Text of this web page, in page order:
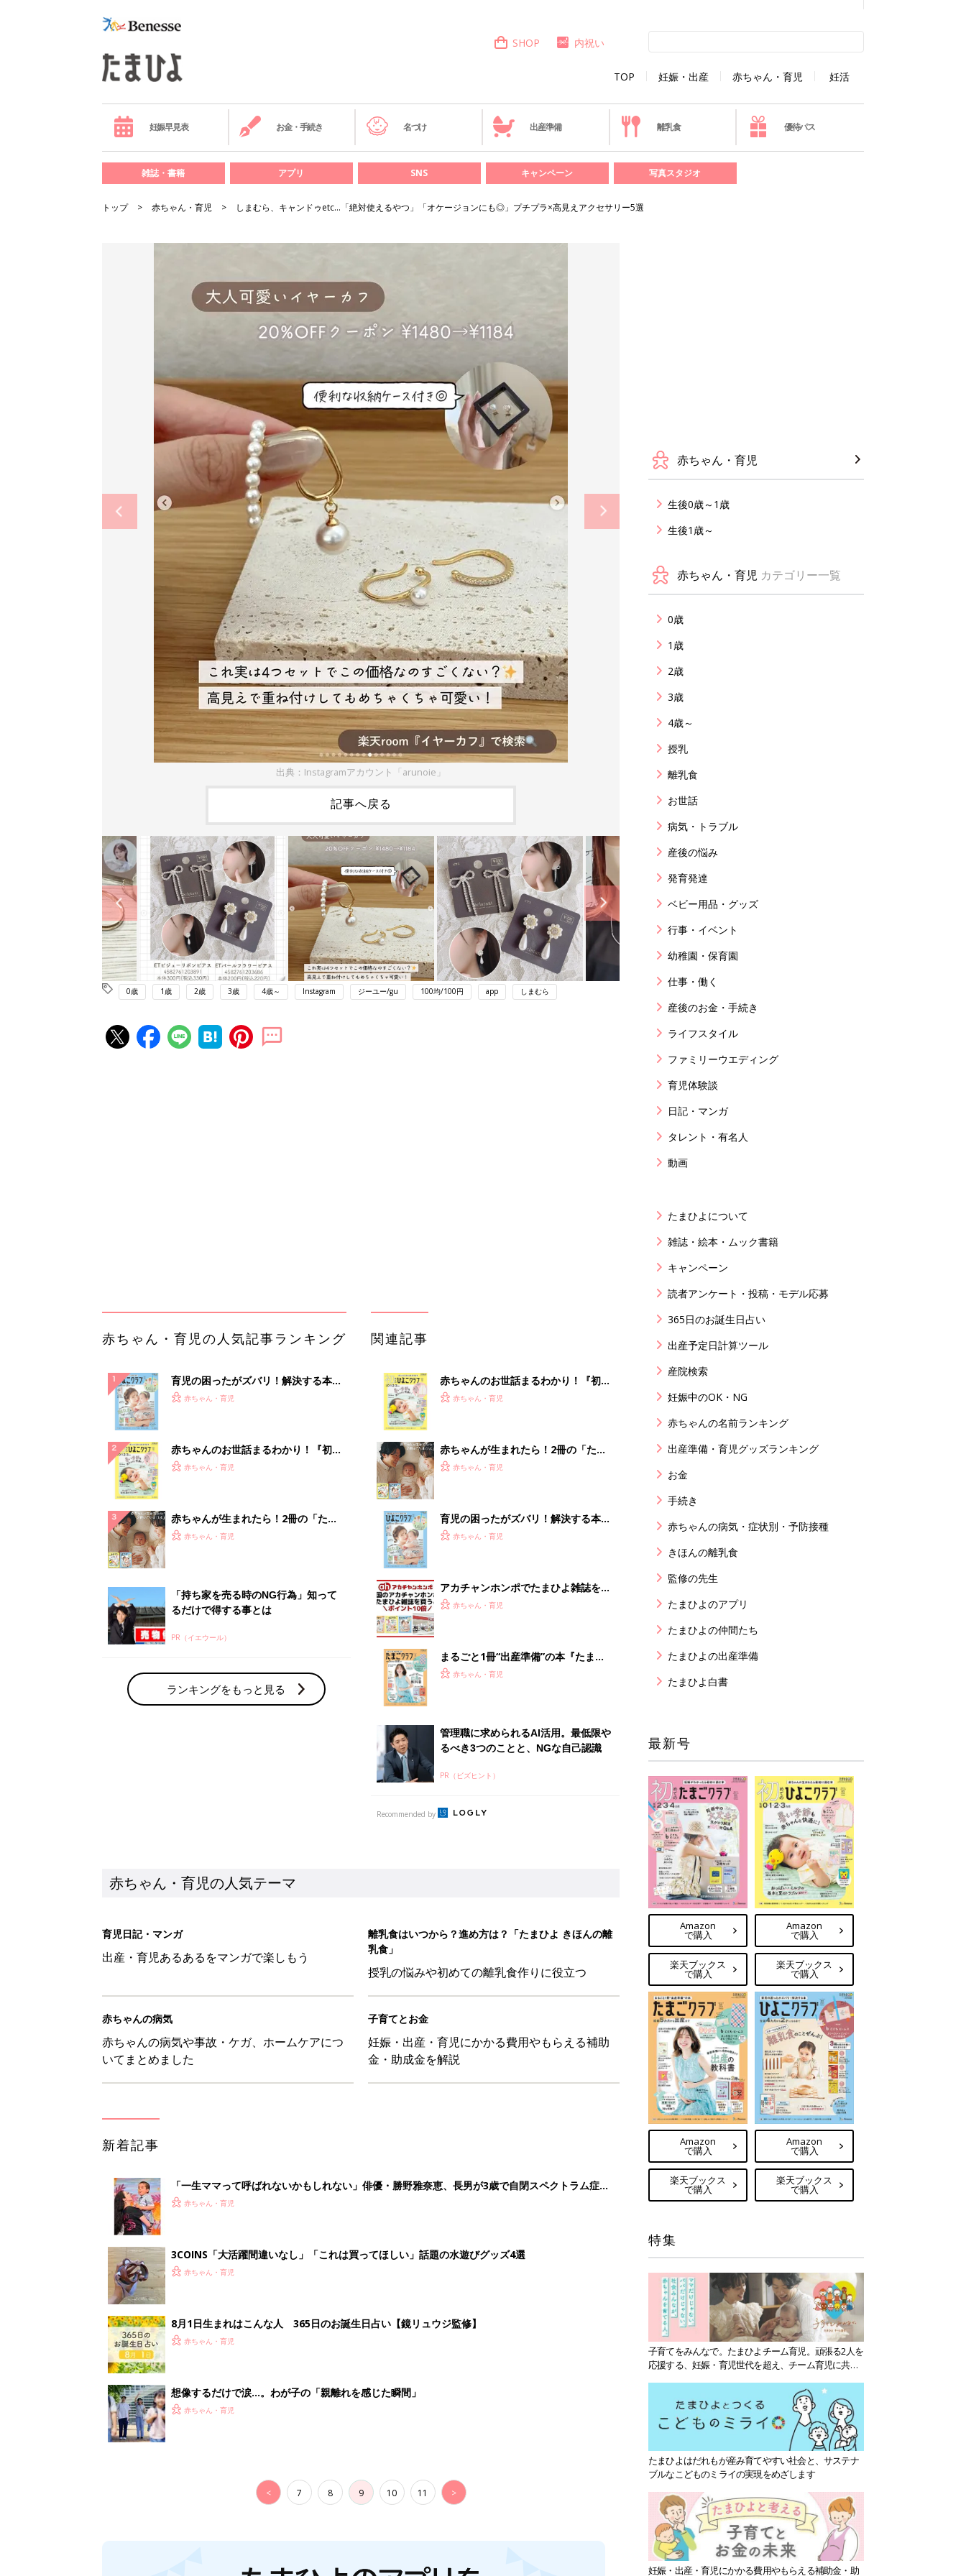
TOP 妊娠・出産 赤ちゃん・育児 妊活
SHOP 内祝い
妊娠早見表 お金・手続き 名づけ 出産準備 離乳食 優待パス
雑誌・書籍 アプリ SNS キャンペーン 写真スタジオ
トップ 赤ちゃん・育児 しまむら、キャンドゥetc…「絶対使えるやつ」「オケージョンにも◎」プチプラ×高見えアクセサリー5選
出典：Instagramアカウント「arunoie」
記事へ戻る
0歳 1歳 2歳 3歳 4歳～ Instagram ジーユー/gu 100均/100円 app しまむら
るだけで得する事とは
PR（イエウール）
ランキングをもっと見る
夫婦で予習する 出産の教科書
るべき3つのことと、NGな自己認識
PR（ビズヒント）
赤ちゃん・育児の人気テーマ
育児日記・マンガ
離乳食はいつから？進め方は？「たまひよ きほんの離
授乳の悩みや初めての離乳食作りに役立つ
子育てとお金
妊娠・出産・育児にかかる費用やもらえる補助
金・助成金を解説
「一生ママって呼ばれないかもしれない」俳優・勝野雅奈恵、長男が3歳で自閉スペクトラム症と
診断赤ちゃん・育児
3COINS「大活躍間違いなし」「これは買ってほしい」話題の水遊びグッズ4選
赤ちゃん・育児
8月1日生まれはこんな人 365日のお誕生日占い【鏡リュウジ監修】
< 7 8 9 10 11 >
赤ちゃん・育児
生後0歳～1歳
生後1歳～
赤ちゃん・育児 カテゴリー一覧
0歳
1歳
2歳
3歳
4歳～
授乳
離乳食
お世話
病気・トラブル
産後の悩み
発育発達
ベビー用品・グッズ
行事・イベント
幼稚園・保育園
仕事・働く
産後のお金・手続き
ライフスタイル
ファミリーウエディング
育児体験談
日記・マンガ
タレント・有名人
動画
たまひよについて
雑誌・絵本・ムック書籍
キャンペーン
読者アンケート・投稿・モデル応募
365日のお誕生日占い
出産予定日計算ツール
産院検索
妊娠中のOK・NG
赤ちゃんの名前ランキング
出産準備・育児グッズランキング
お金
手続き
赤ちゃんの病気・症状別・予防接種
きほんの離乳食
監修の先生
たまひよのアプリ
たまひよの仲間たち
たまひよの出産準備
たまひよ白書
最新号
Amazon
で購入
楽天ブックス
で購入
Amazon
で購入
楽天ブックス
で購入
Amazon
で購入
楽天ブックス
で購入
Amazon
で購入
楽天ブックス
で購入
特集
子育てをみんなで。たまひよチーム育児。頑張る2人を
応援する、妊娠・育児世代を超え、チーム育児に共感
たまひよはだれもが産み育てやすい社会と、サステナ
ブルなこどものミライの実現をめざします
妊娠・出産・育児にかかる費用やもらえる補助金・助